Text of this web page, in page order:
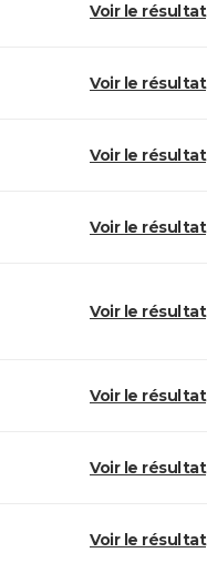
Voir le résultat
Voir le résultat
Voir le résultat
Voir le résultat
Voir le résultat
Voir le résultat
Voir le résultat
Voir le résultat